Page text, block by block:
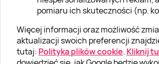
pomiaru ich skuteczności (np.
Więcej informacji oraz możliwość
aktualizacji swoich preferencji
tutaj: Polityka plików cookie. Kliknij
Klub Lojalnościowy
Dodaj recenzję